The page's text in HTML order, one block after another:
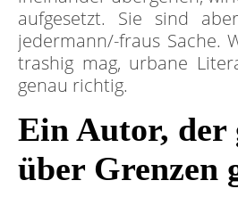
aufgesetzt. Sie sind
jedermann/-fraus Sache.
trashig mag, urbane
genau richtig.
Ein Autor, der
über Grenzen